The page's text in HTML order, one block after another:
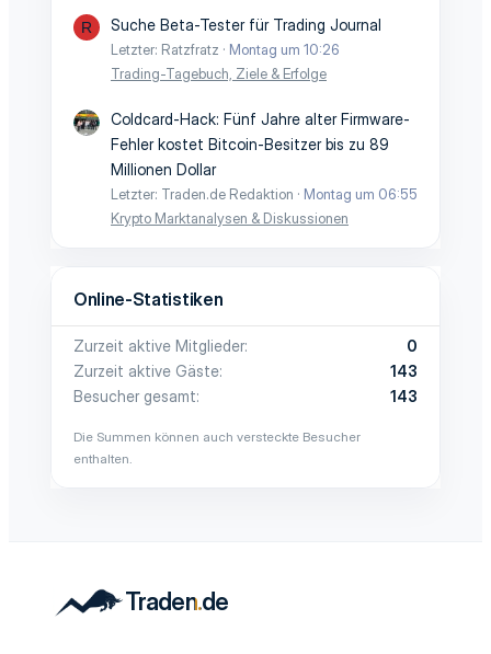
R Suche Beta-Tester für Trading Journal
Letzter: Ratzfratz
Montag um 10:26
Trading-Tagebuch, Ziele & Erfolge
Coldcard-Hack: Fünf Jahre alter Firmware-
Fehler kostet Bitcoin-Besitzer bis zu 89
Millionen Dollar
Letzter: Traden.de Redaktion
Montag um 06:55
Krypto Marktanalysen & Diskussionen
Online-Statistiken
Zurzeit aktive Mitglieder
0
Zurzeit aktive Gäste
143
Besucher gesamt
143
Die Summen können auch versteckte Besucher
enthalten.